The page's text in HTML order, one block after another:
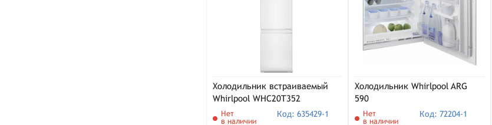
Холодильник встраиваемый
Whirlpool WHC20T352
Нет
в наличии
Код: 635429-1
Холодильник Whirlpool ARG
590
Нет
в наличии
Код: 72204-1